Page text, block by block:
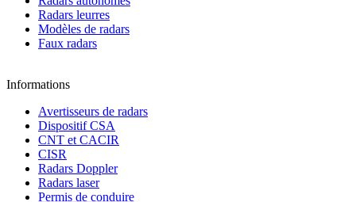
Radars leurres
Modèles de radars
Faux radars
Informations
Avertisseurs de radars
Dispositif CSA
CNT et CACIR
CISR
Radars Doppler
Radars laser
Permis de conduire